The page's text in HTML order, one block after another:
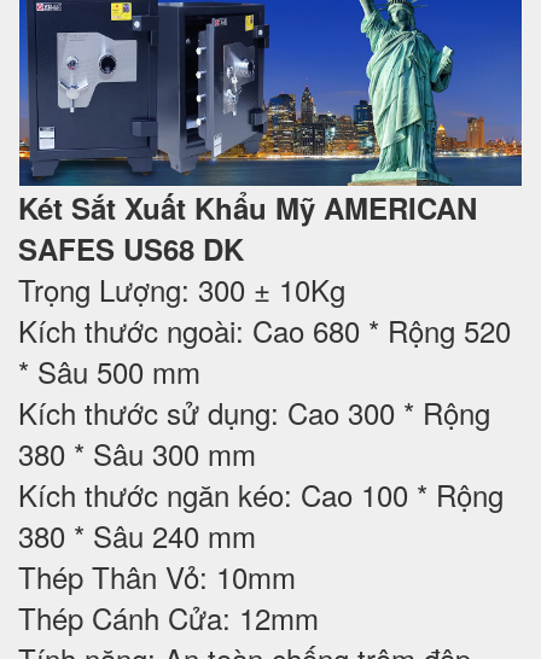
Két Sắt Xuất Khẩu Mỹ AMERICAN
SAFES US68 DK
Trọng Lượng: 300 ± 10Kg
Kích thước ngoài: Cao 680 * Rộng 520
* Sâu 500 mm
Kích thước sử dụng: Cao 300 * Rộng
380 * Sâu 300 mm
Kích thước ngăn kéo: Cao 100 * Rộng
380 * Sâu 240 mm
Thép Thân Vỏ: 10mm
Thép Cánh Cửa: 12mm